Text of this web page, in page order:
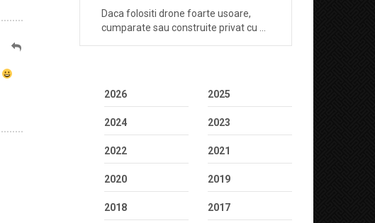
Daca folositi drone foarte usoare,
cumparate sau construite privat cu …
2026 2025
2024 2023
2022 2021
2020 2019
2018 2017